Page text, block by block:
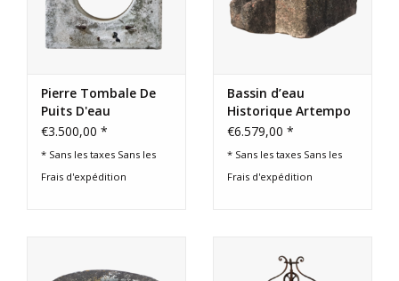
Pierre Tombale De
Puits D'eau
€3.500,00 *
* Sans les taxes Sans les
Frais d'expédition
Bassin d’eau
Historique Artempo
Ou Elément De
€6.579,00 *
* Sans les taxes Sans les
Frais d'expédition